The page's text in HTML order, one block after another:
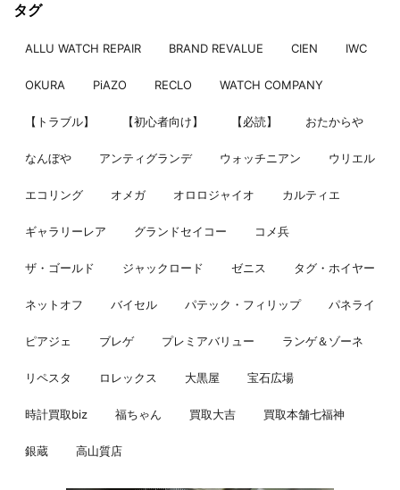
タグ
ALLU WATCH REPAIR BRAND REVALUE CIEN IWC
OKURA PiAZO RECLO WATCH COMPANY
【トラブル】 【初心者向け】 【必読】 おたからや
なんぼや アンティグランデ ウォッチニアン ウリエル
エコリング オメガ オロロジャイオ カルティエ
ギャラリーレア グランドセイコー コメ兵
ザ・ゴールド ジャックロード ゼニス タグ・ホイヤー
ネットオフ バイセル パテック・フィリップ パネライ
ピアジェ ブレゲ プレミアバリュー ランゲ＆ゾーネ
リペスタ ロレックス 大黒屋 宝石広場
時計買取biz 福ちゃん 買取大吉 買取本舗七福神
銀蔵 高山質店